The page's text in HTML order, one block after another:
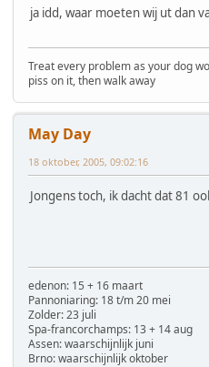
ja idd, waar moeten wij ut dan
Treat every problem as your dog
piss on it, then walk away
May Day
18 oktober, 2005, 09:02:16
Jongens toch, ik dacht dat 81
edenon: 15 + 16 maart
Pannoniaring: 18 t/m 20 mei
Zolder: 23 juli
Spa-francorchamps: 13 + 14 aug
Assen: waarschijnlijk juni
Brno: waarschijnlijk oktober